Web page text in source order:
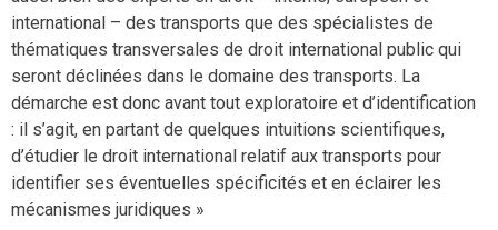
international – des transports que des spécialistes de
thématiques transversales de droit international public qui
seront déclinées dans le domaine des transports. La
démarche est donc avant tout exploratoire et d’identification
: il s’agit, en partant de quelques intuitions scientifiques,
d’étudier le droit international relatif aux transports pour
identifier ses éventuelles spécificités et en éclairer les
mécanismes juridiques »